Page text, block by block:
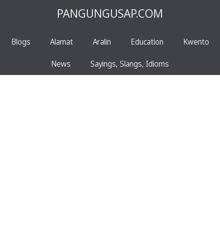
PANGUNGUSAP.COM
Blogs Alamat Aralin Education Kwento
News Sayings, Slangs, Idioms